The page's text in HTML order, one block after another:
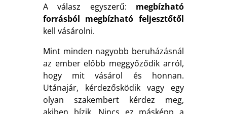
A válasz egyszerű: megbízható
forrásból megbízható feljesztőtől
kell vásárolni.
Mint minden nagyobb beruházásnál
az ember előbb meggyőződik arról,
hogy mit vásárol és honnan.
Utánajár, kérdezősködik vagy egy
olyan szakembert kérdez meg,